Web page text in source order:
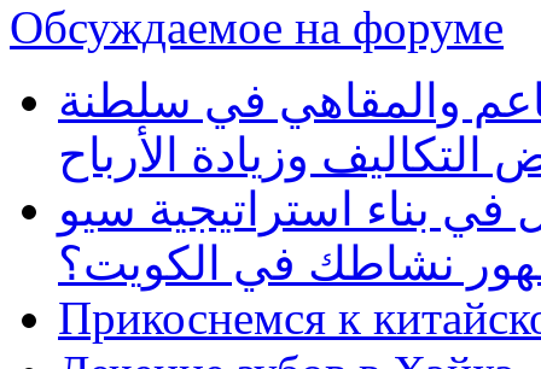
Обсуждаемое на форуме
والمقاهي في سلطنة
وزيادة الأرباح
بناء استراتيجية سيو
نشاطك في الكويت؟
Прикоснемся к